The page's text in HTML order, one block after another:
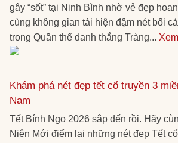
gây “sốt” tại Ninh Bình nhờ vẻ đẹp
cùng không gian tái hiện đậm nét bối
trong Quần thể danh thắng Tràng...
Khám phá nét đẹp tết cổ truyền 3
Nam
Tết Bính Ngọ 2026 sắp đến rồi. Hãy
Niên Mới điểm lại những nét đẹp Tết